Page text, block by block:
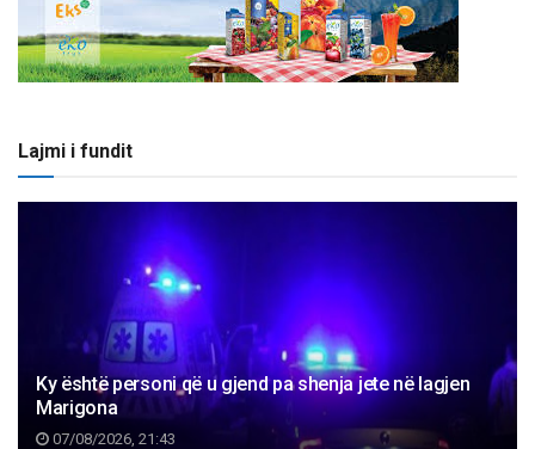
Lajmi i fundit
Ky është personi që u gjend pa shenja jete në lagjen
Marigona
07/08/2026, 21:43